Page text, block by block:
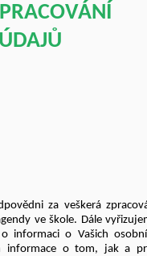
za veškerá
ve škole. Dále
informaci o Vašich
informace o tom, jak a